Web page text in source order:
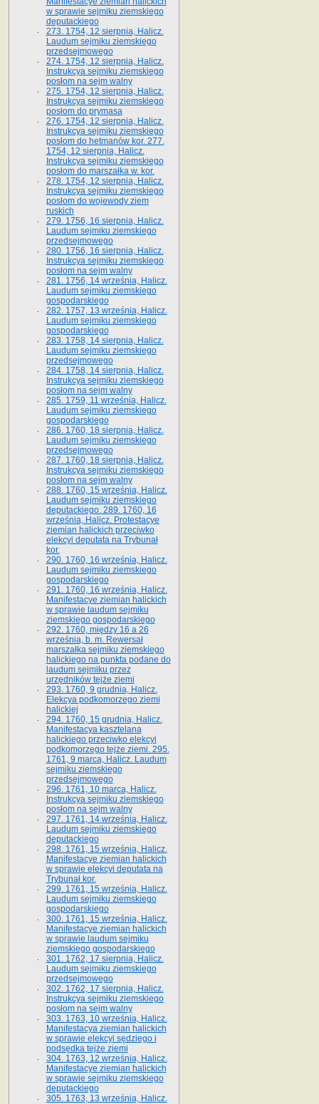
w sprawie sejmiku ziemskiego
deputackiego
273. 1754, 12 sierpnia, Halicz.
Laudum sejmiku ziemskiego
przedsejmowego
274. 1754, 12 sierpnia, Halicz.
Instrukcya sejmiku ziemskiego
posłom na sejm walny
275. 1754, 12 sierpnia, Halicz.
Instrukcya sejmiku ziemskiego
posłom do prymasa
276. 1754, 12 sierpnia, Halicz.
Instrukcya sejmiku ziemskiego
posłom do hetmanów kor. 277.
1754, 12 sierpnia, Halicz.
Instrukcya sejmiku ziemskiego
posłom do marszałka w. kor.
278. 1754, 12 sierpnia, Halicz.
Instrukcya sejmiku ziemskiego
posłom do wojewody ziem
ruskich
279. 1756, 16 sierpnia, Halicz.
Laudum sejmiku ziemskiego
przedsejmowego
280. 1756, 16 sierpnia, Halicz.
Instrukcya sejmiku ziemskiego
posłom na sejm walny
281. 1756, 14 września, Halicz.
Laudum sejmiku ziemskiego
gospodarskiego
282. 1757, 13 września, Halicz.
Laudum sejmiku ziemskiego
gospodarskiego
283. 1758, 14 sierpnia, Halicz.
Laudum sejmiku ziemskiego
przedsejmowego
284. 1758, 14 sierpnia, Halicz.
Instrukcya sejmiku ziemskiego
posłom na sejm walny
285. 1759, 11 września, Halicz.
Laudum sejmiku ziemskiego
gospodarskiego
286. 1760, 18 sierpnia, Halicz.
Laudum sejmiku ziemskiego
przedsejmowego
287. 1760, 18 sierpnia, Halicz.
Instrukcya sejmiku ziemskiego
posłom na sejm walny
288. 1760, 15 września, Halicz.
Laudum sejmiku ziemskiego
deputackiego. 289. 1760, 16
września, Halicz. Protestacye
ziemian halickich przeciwko
elekcyi deputata na Trybunał
kor.
290. 1760, 16 września, Halicz.
Laudum sejmiku ziemskiego
gospodarskiego
291. 1760, 16 września, Halicz.
Manifestacye ziemian halickich
w sprawie laudum sejmiku
ziemskiego gospodarskiego
292. 1760, między 16 a 26
września, b. m. Rewersał
marszałka sejmiku ziemskiego
halickiego na punkta podane do
laudum sejmiku przez
urzędników tejże ziemi
293. 1760, 9 grudnia, Halicz.
Elekcya podkomorzego ziemi
halickiej
294. 1760, 15 grudnia, Halicz.
Manifestacya kasztelana
halickiego przeciwko elekcyi
podkomorzego tejże ziemi. 295.
1761, 9 marca, Halicz. Laudum
sejmiku ziemskiego
przedsejmowego
296. 1761, 10 marca, Halicz.
Instrukcya sejmiku ziemskiego
posłom na sejm walny
297. 1761, 14 września, Halicz.
Laudum sejmiku ziemskiego
deputackiego
298. 1761, 15 września, Halicz.
Manifestacye ziemian halickich
w sprawie elekcyi deputata na
Trybunał kor.
299. 1761, 15 września, Halicz.
Laudum sejmiku ziemskiego
gospodarskiego
300. 1761, 15 września, Halicz.
Manifestacye ziemian halickich
w sprawie laudum sejmiku
ziemskiego gospodarskiego
301. 1762, 17 sierpnia, Halicz.
Laudum sejmiku ziemskiego
przedsejmowego
302. 1762, 17 sierpnia, Halicz.
Instrukcya sejmiku ziemskiego
posłom na sejm walny
303. 1763, 10 września, Halicz.
Manifestacya ziemian halickich
w sprawie elekcyi sędziego i
podsędka tejże ziemi
304. 1763, 12 września, Halicz.
Manifestacye ziemian halickich
w sprawie sejmiku ziemskiego
deputackiego
305. 1763, 13 września, Halicz.